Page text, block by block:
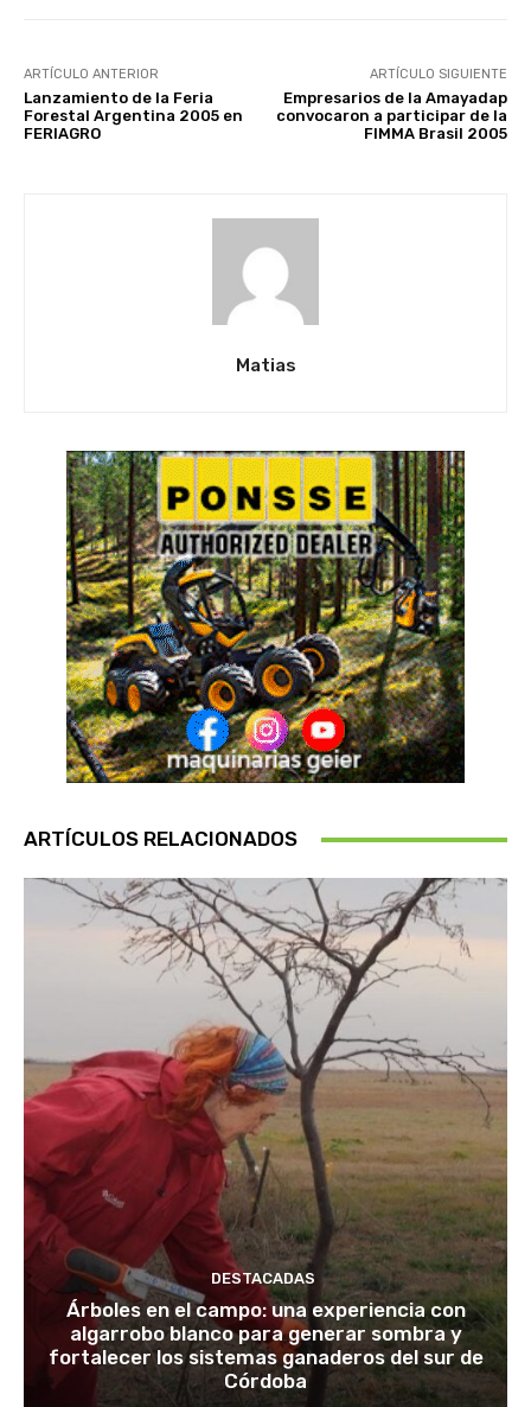
ARTÍCULO ANTERIOR
Lanzamiento de la Feria
Forestal Argentina 2005 en
FERIAGRO
ARTÍCULO SIGUIENTE
Empresarios de la Amayadap
convocaron a participar de la
FIMMA Brasil 2005
Matias
ARTÍCULOS RELACIONADOS
DESTACADAS
Árboles en el campo: una experiencia con
algarrobo blanco para generar sombra y
fortalecer los sistemas ganaderos del sur de
Córdoba